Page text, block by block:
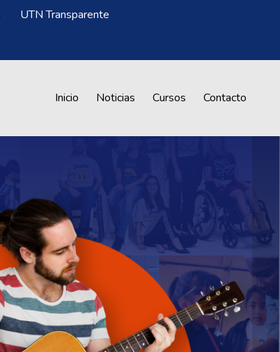
UTN Transparente
Menú CrAprende
Inicio Noticias Cursos Contacto